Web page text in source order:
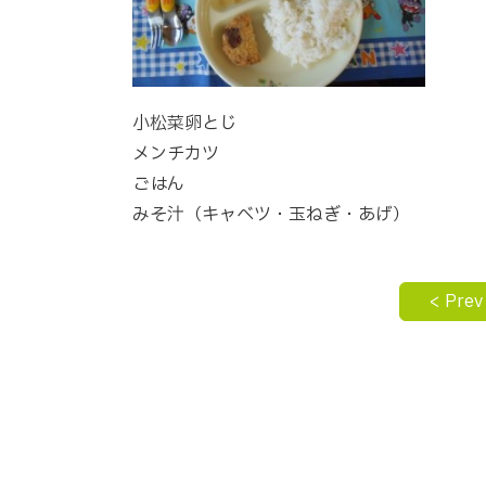
小松菜卵とじ
メンチカツ
ごはん
みそ汁（キャベツ・玉ねぎ・あげ）
< Prev